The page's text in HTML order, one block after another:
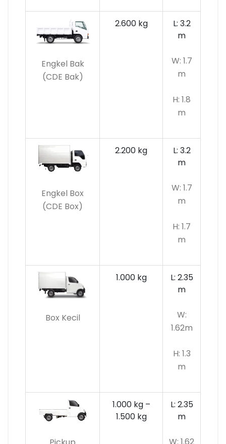
Engkel Bak
(CDE Bak)
2.600 kg
L: 3.2
m
W: 1.7
m
H: 1.8
m
Engkel Box
(CDE Box)
2.200 kg
L: 3.2
m
W: 1.7
m
H: 1.7
m
Box Kecil
1.000 kg
L: 2.35
m
W:
1.62m
H: 1.3
m
1.000 kg –
1.500 kg
L: 2.35
m
W: 1.62